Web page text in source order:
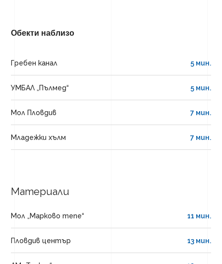
Обекти наблизо
Гребен канал 5 мин.
УМБАЛ „Пълмед“ 5 мин.
Мол Пловдив 7 мин.
Младежки хълм 7 мин.
Материали
Мол „Марково тепе“ 11 мин.
Пловдив център 13 мин.